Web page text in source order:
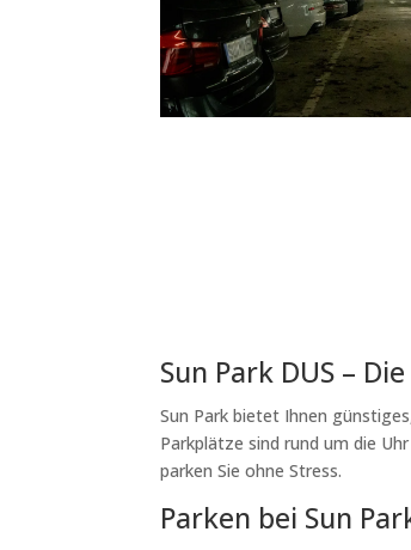
Sun Park DUS –
Sun Park bietet Ihnen
Parkplätze sind rund um die
parken Sie ohne Stress.
Parken bei Sun